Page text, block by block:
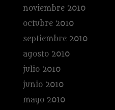
noviembre 2010
octubre 2010
septiembre 2010
agosto 2010
julio 2010
junio 2010
mayo 2010